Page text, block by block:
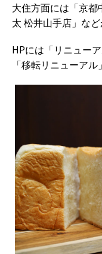
大住方面には「京
太 松井山手店」など
HPには「リニュー
「移転リニューア